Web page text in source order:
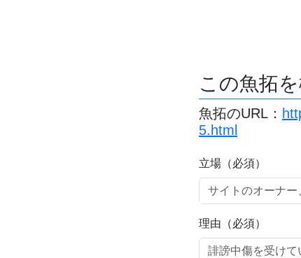
この魚拓
魚拓のURL：
5.html
立場（必須）
理由（必須）